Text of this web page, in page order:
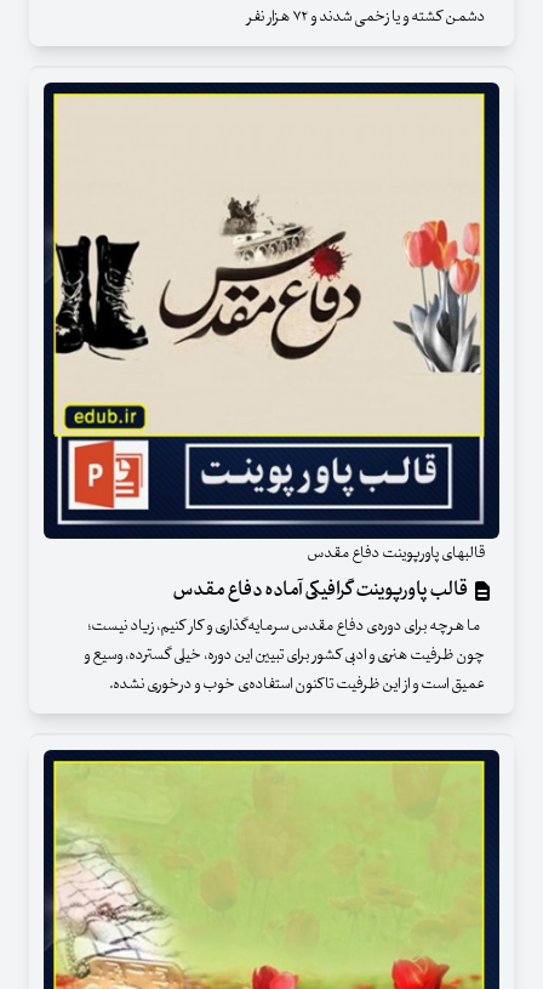
دشمن کشته و یا زخمی شدند و ۷۲ هزار نفر
قالبهای پاورپوینت دفاع مقدس
قالب پاورپوینت گرافیکی آماده دفاع مقدس
ما هرچه برای دوره‌ی دفاع مقدس سرمایه‌گذاری و کار کنیم، زیاد نیست؛
چون ظرفیت هنری و ادبی کشور برای تبیین این دوره، خیلی گسترده، وسیع و
عمیق است و از این ظرفیت تاکنون استفاده‌ی خوب و درخوری نشده.